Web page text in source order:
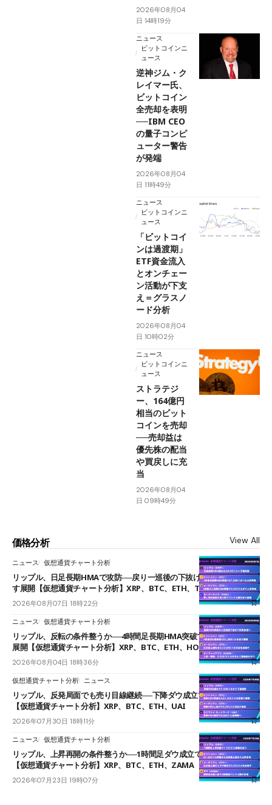
2026年08月04
日 14時19分
ニュース
ビットコインニ
ュース
逆神ジム・ク
レイマー氏、
ビットコイン
全売却を表明
──IBM CEO
の量子コンピ
ューター警告
が発端
2026年08月04
日 11時49分
ニュース
ビットコインニ
ュース
「ビットコイ
ンは過渡期」
ETF資金流入
とオンチェー
ン活動が下支
え＝グラスノ
ード分析
2026年08月04
日 10時02分
ニュース
ビットコインニ
ュース
ストラテジ
ー、164億円
相当のビット
コインを売却
──売却益は
優先株の配当
や買戻しに充
当
2026年08月04
日 09時49分
価格分析 View All
ニュース 仮想通貨チャート分析
リップル、日足長期HMAで攻防──戻り一巡後の下抜けで0.95ドルを試
す展開【仮想通貨チャート分析】XRP、BTC、ETH、TAKE
2026年08月07日 18時22分
ニュース 仮想通貨チャート分析
リップル、反転の条件整うか──4時間足長期HMA突破で雲下端を目指す
展開【仮想通貨チャート分析】XRP、BTC、ETH、HOME
2026年08月04日 18時36分
仮想通貨チャート分析 ニュース
リップル、反発局面でも売り目線継続──下降ダウ成立で下値追う展開
【仮想通貨チャート分析】XRP、BTC、ETH、UAI
2026年07月30日 18時11分
ニュース 仮想通貨チャート分析
リップル、上昇再開の条件整うか──1時間足ダウ成立で1.185ドルを狙う
【仮想通貨チャート分析】XRP、BTC、ETH、ZAMA
2026年07月23日 19時07分